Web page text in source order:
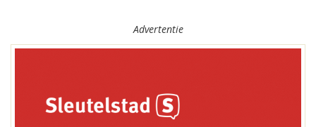
Advertentie